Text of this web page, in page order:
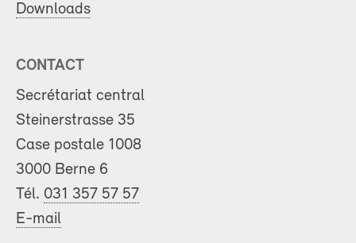
Downloads
CONTACT
Secrétariat central
Steinerstrasse 35
Case postale 1008
3000 Berne 6
Tél. 031 357 57 57
E-mail